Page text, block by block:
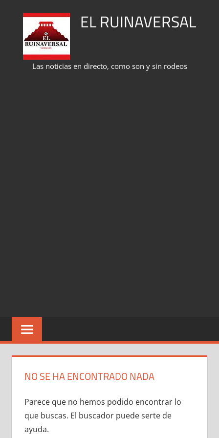
contenido
EL RUINAVERSAL
Las noticias en directo, como son y sin rodeos
NO SE HA ENCONTRADO NADA
Parece que no hemos podido encontrar lo
que buscas. El buscador puede serte de
ayuda.